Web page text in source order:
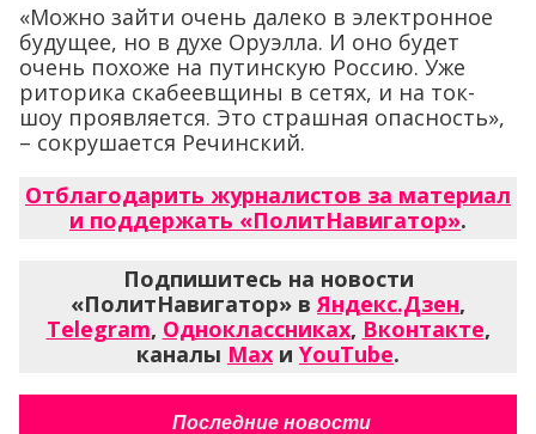
«Можно зайти очень далеко в электронное
будущее, но в духе Оруэлла. И оно будет
очень похоже на путинскую Россию. Уже
риторика скабеевщины в сетях, и на ток-
шоу проявляется. Это страшная опасность»,
– сокрушается Речинский.
Отблагодарить журналистов за материал
и поддержать «ПолитНавигатор».
Подпишитесь на новости
«ПолитНавигатор» в Яндекс.Дзен,
Telegram, Одноклассниках, Вконтакте,
каналы Max и YouTube.
Последние новости